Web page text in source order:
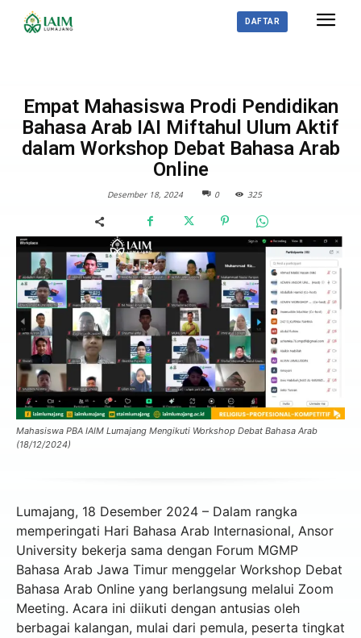
DAFTAR
Empat Mahasiswa Prodi Pendidikan
Bahasa Arab IAI Miftahul Ulum Aktif
dalam Workshop Debat Bahasa Arab
Online
Desember 18, 2024 0 325
Mahasiswa PBA IAIM Lumajang Mengikuti Workshop Debat Bahasa Arab
(18/12/2024)
Lumajang, 18 Desember 2024 – Dalam rangka
memperingati Hari Bahasa Arab Internasional, Ansor
University bekerja sama dengan Forum MGMP
Bahasa Arab Jawa Timur menggelar Workshop Debat
Bahasa Arab Online yang berlangsung melalui Zoom
Meeting. Acara ini diikuti dengan antusias oleh
berbagai kalangan, mulai dari pemula, peserta tingkat